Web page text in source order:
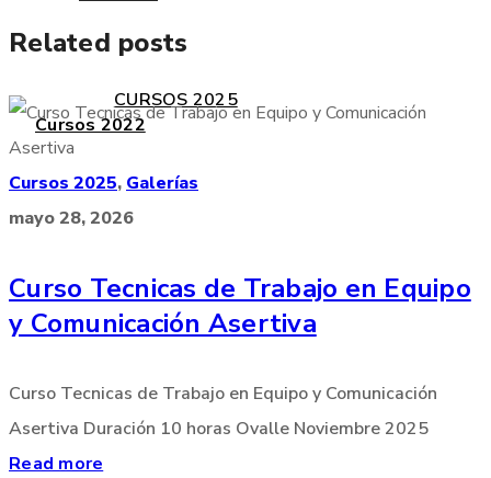
Cursos 2022
CURSOS 2025
Related posts
Cursos 2025, Galerías
mayo 28, 2026
Curso Tecnicas de Trabajo en Equipo
y Comunicación Asertiva
Curso Tecnicas de Trabajo en Equipo y Comunicación
Asertiva Duración 10 horas Ovalle Noviembre 2025
Read more